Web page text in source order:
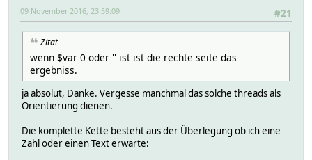
#21
09 November 2016, 23:59:09
Zitat
wenn $var 0 oder '' ist ist die rechte seite das
ergebniss.
ja absolut, Danke. Vergesse manchmal das solche threads als
Orientierung dienen.
Die komplette Kette besteht aus der Überlegung ob ich eine
Zahl oder einen Text erwarte: